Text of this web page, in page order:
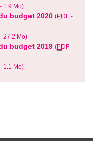
- 1.9 Mo)
budget 2020 (PDF -
- 27.2 Mo)
budget 2019 (PDF -
- 1.1 Mo)